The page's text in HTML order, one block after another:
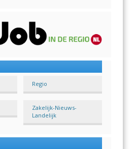
Regio
Zakelijk-Nieuws-
Landelijk